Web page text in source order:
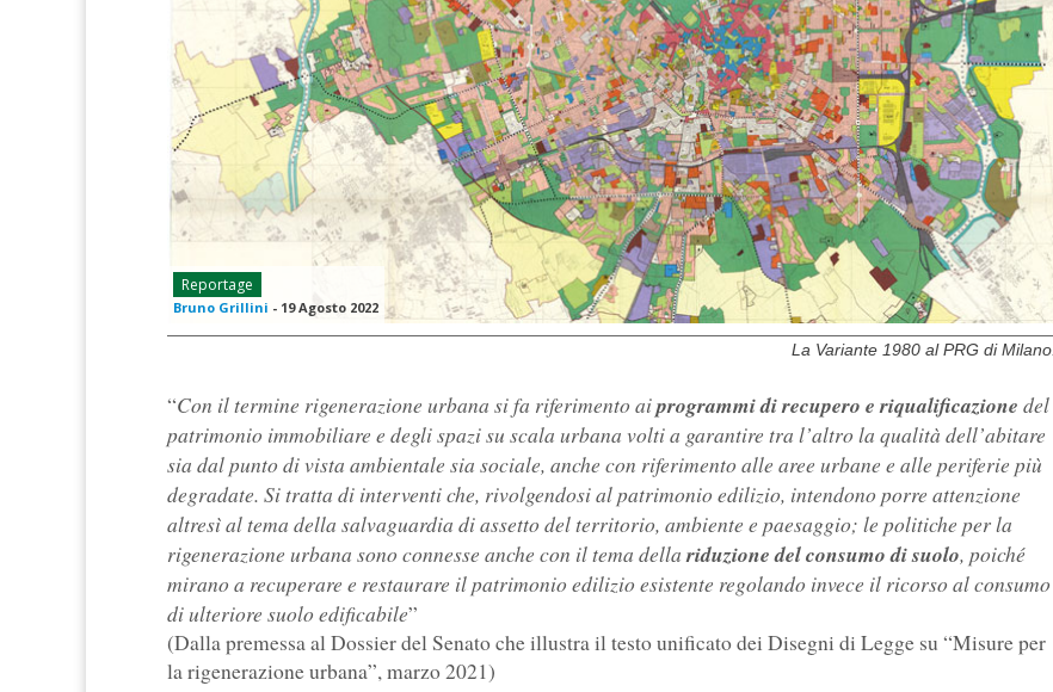
Reportage
Bruno Grillini - 19 Agosto 2022
La Variante 1980 al PRG di Milano.
“Con il termine rigenerazione urbana si fa riferimento aiprogrammi di recupero e riqualificazione del
patrimonio immobiliare e degli spazi su scala urbana volti a garantire tra l’altro la qualità dell’abitare
sia dal punto di vista ambientale sia sociale, anche con riferimento alle aree urbane e alle periferie più
degradate. Si tratta di interventi che, rivolgendosi al patrimonio edilizio, intendono porre attenzione
altresì al tema della salvaguardia di assetto del territorio, ambiente e paesaggio; le politiche per la
rigenerazione urbana sono connesse anche con il tema dellariduzione del consumo di suolo, poiché
mirano a recuperare e restaurare il patrimonio edilizio esistente regolando invece il ricorso al consumo
di ulteriore suolo edificabile”
(Dalla premessa al Dossier del Senato che illustra il testo unificato dei Disegni di Legge su “Misure per
la rigenerazione urbana”, marzo 2021)